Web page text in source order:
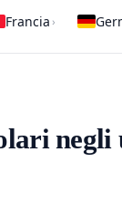
Francia ›